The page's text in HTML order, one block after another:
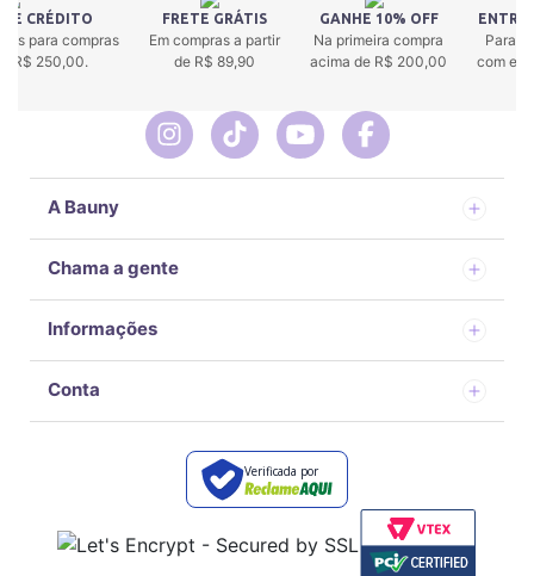
CRÉDITO
para compras
R$ 250,00.
FRETE GRÁTIS
Em compras a partir
de R$ 89,90
GANHE 10% OFF
Na primeira compra
acima de R$ 200,00
Para
com
A Bauny
Chama a gente
Informações
Conta
Verificada por